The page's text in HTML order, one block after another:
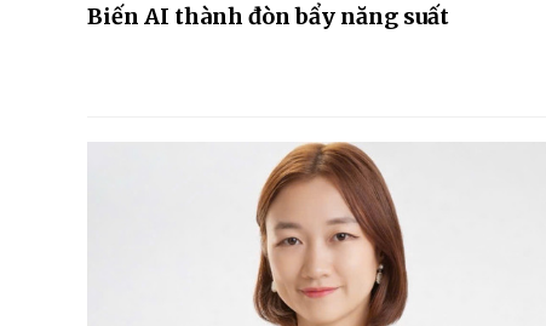
Biến AI thành đòn bẩy năng suất